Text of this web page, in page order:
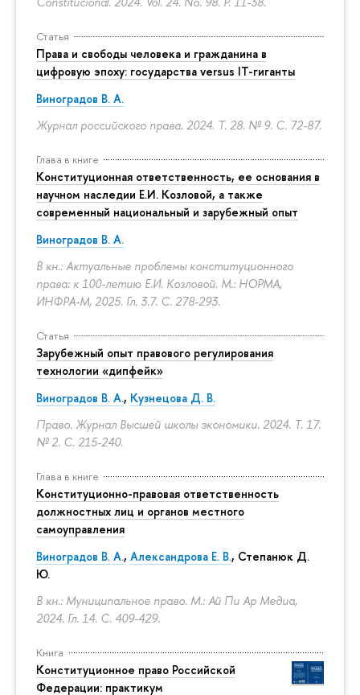
Статья
Права и свободы человека и гражданина в
цифровую эпоху: государства versus IT-гиганты
Виноградов В. А.
Журнал российского права. 2024. Т. 28. № 9. С. 72-87.
Глава в книге
Конституционная ответственность, ее основания в
научном наследии Е.И. Козловой, а также
современный национальный и зарубежный опыт
Виноградов В. А.
В кн.: Актуальные проблемы конституционного
права: к 100-летию Е.И. Козловой. М.: НОРМА,
ИНФРА-М, 2025. Гл. 3.7. С. 278-293.
Статья
Зарубежный опыт правового регулирования
технологии «дипфейк»
Виноградов В. А., Кузнецова Д. В.
Право. Журнал Высшей школы экономики. 2024. Т. 17.
№ 2. С. 215-240.
Глава в книге
Конституционно-правовая ответственность
должностных лиц и органов местного
самоуправления
Виноградов В. А., Александрова Е. В., Степанюк Д.
Ю.
В кн.: Муниципальное право. М.: Ай Пи Ар Медиа,
2024. Гл. 14. С. 409-429.
Книга
Конституционное право Российской
Федерации: практикум